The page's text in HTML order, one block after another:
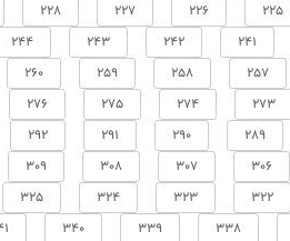
225
226
227
228
241
242
243
244
257
258
259
260
273
274
275
276
289
290
291
292
306
307
308
309
322
323
324
325
338
339
340